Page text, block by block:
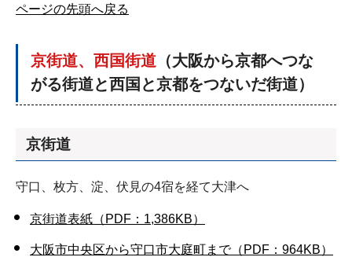
ページの先頭へ戻る
京街道、西国街道 （大阪から京都へつな
がる街道と西国と京都をつないだ街道）
京街道
守口、枚方、淀、伏見の4宿を経て大津へ
京街道表紙（PDF：1,386KB）
大阪市中央区から守口市大庭町まで（PDF：964KB）